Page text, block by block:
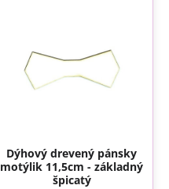
Dýhový drevený pánsky
motýlik 11,5cm - základný
špicatý